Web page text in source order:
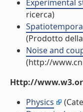
Experimental
ricerca)
(Prodotto
Noise and
(http://
Http://
Physics